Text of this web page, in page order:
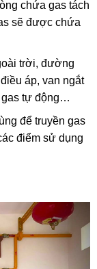
chứa gas tách
sẽ được chứa
trời, đường
áp, van ngắt
gas tự động…
để truyền gas
điểm sử dụng